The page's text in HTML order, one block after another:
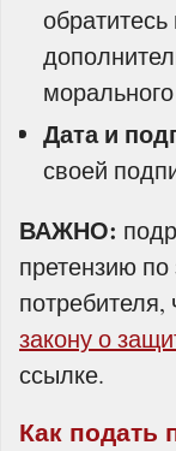
Дата и
своей
ВАЖНО:
претензию
потребителя,
закону о
ссылке.
Как подать